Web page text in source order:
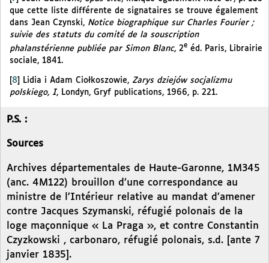
que cette liste différente de signataires se trouve également
dans Jean Czynski, Notice biographique sur Charles Fourier ;
suivie des statuts du comité de la souscription
phalanstérienne publiée par Simon Blanc, 2e éd. Paris, Librairie
sociale, 1841.
8 Lidia i Adam Ciołkoszowie, Zarys dziejów socjalizmu
polskiego, I, Londyn, Gryf publications, 1966, p. 221.
P.S. :
Sources
Archives départementales de Haute-Garonne, 1M345
(anc. 4M122) brouillon d’une correspondance au
ministre de l’Intérieur relative au mandat d’amener
contre Jacques Szymanski, réfugié polonais de la
loge maçonnique « La Praga », et contre Constantin
Czyzkowski , carbonaro, réfugié polonais, s.d. [ante 7
janvier 1835].